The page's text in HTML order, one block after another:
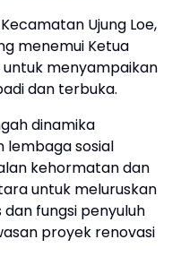
Ujung Loe,
menemui Ketua
untuk menyampaikan
dan terbuka.
dinamika
lembaga sosial
kehormatan dan
untuk meluruskan
fungsi penyuluh
proyek renovasi